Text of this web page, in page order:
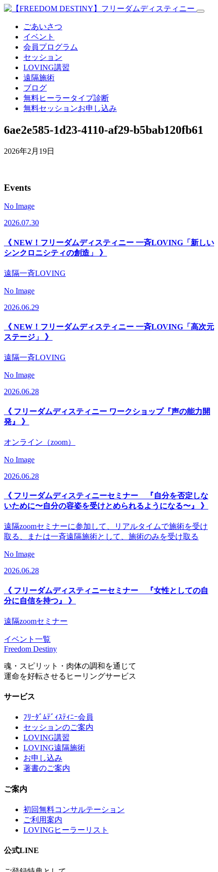
ごあいさつ
イベント
会員プログラム
セッション
LOVING講習
遠隔施術
ブログ
無料ヒーラータイプ診断
無料セッションお申し込み
6ae2e585-1d23-4110-af29-b5bab120fb61
2026年2月19日
Events
No Image
2026.07.30
《 NEW！フリーダムディスティニー 一斉LOVING「新しい
シンクロニシティの創造」 》
遠隔一斉LOVING
No Image
2026.06.29
《 NEW！フリーダムディスティニー 一斉LOVING「高次元
ステージ」 》
遠隔一斉LOVING
No Image
2026.06.28
《 フリーダムディスティニー ワークショップ『声の能力開
発』 》
オンライン（zoom）
No Image
2026.06.28
《 フリーダムディスティニーセミナー 『自分を否定しな
いために〜自分の容姿を受けとめられるようになる〜』 》
遠隔zoomセミナーに参加して、リアルタイムで施術を受け
取る、または一斉遠隔施術として、施術のみを受け取る
No Image
2026.06.28
《 フリーダムディスティニーセミナー 『女性としての自
分に自信を持つ』 》
遠隔zoomセミナー
イベント一覧
Freedom Destiny
魂・スピリット・肉体の調和を通じて
運命を好転させるヒーリングサービス
サービス
ﾌﾘｰﾀﾞﾑﾃﾞｨｽﾃｨﾆｰ会員
セッションのご案内
LOVING講習
LOVING遠隔施術
お申し込み
著書のご案内
ご案内
初回無料コンサルテーション
ご利用案内
LOVINGヒーラーリスト
公式LINE